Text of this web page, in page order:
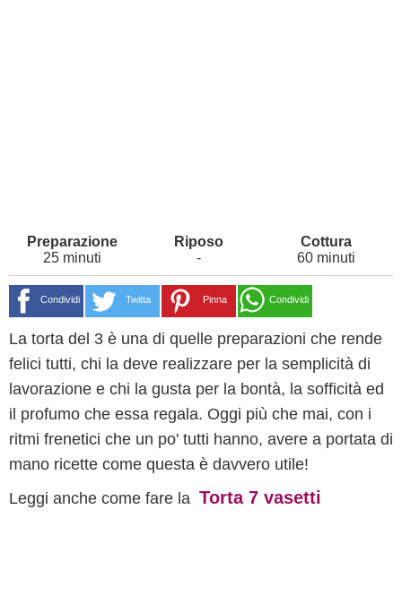
25 minuti - 60 minuti
Condividi Twitta Pinna Condividi
La torta del 3 è una di quelle preparazioni che rende
felici tutti, chi la deve realizzare per la semplicità di
lavorazione e chi la gusta per la bontà, la sofficità ed
il profumo che essa regala. Oggi più che mai, con i
ritmi frenetici che un po' tutti hanno, avere a portata di
mano ricette come questa è davvero utile!
Leggi anche come fare la Torta 7 vasetti